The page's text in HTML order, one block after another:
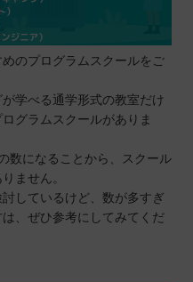
て学べるか
するメリット
学べる
ドバイスをもらえる
できる
際の注意点
ことが大切
ルを選ぶ
ラムスクールを選ぼ
のプログラムスクールをご
学べる通学形式の教室だけ
グラムスクールがありま
数になることから、スクール
ません。
しているけど、数が多すぎ
、ぜひ参考にしてみてくだ